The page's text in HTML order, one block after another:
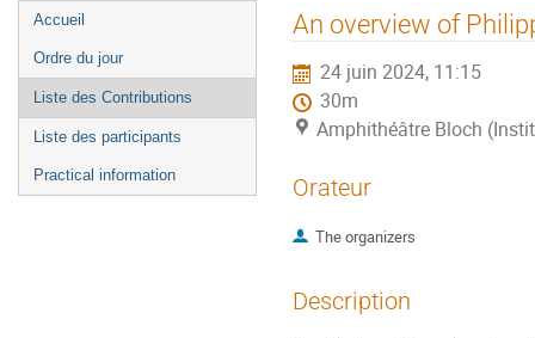
Menu
de
l'événement
Accueil
Ordre du jour
Liste des Contributions
Liste des participants
Practical information
An overview of
24 juin 2024, 11:15
30m
Amphithéâtre Bloch
Orateur
The organizers
Description